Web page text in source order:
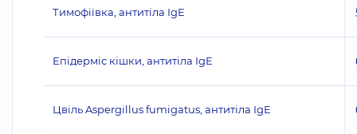
Тимофіївка, антитіла IgE
Епідерміс кішки, антитіла IgE
Цвіль Aspergillus fumigatus, антитіла IgE